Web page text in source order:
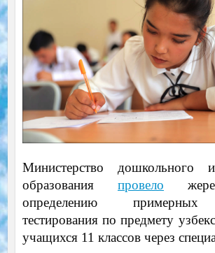
Министерство дошкольного
образования провело
определению примерных
тестирования по предмету
учащихся 11 классов через